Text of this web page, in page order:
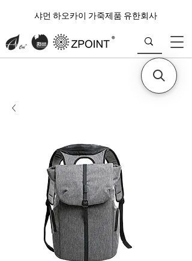
샤먼 하오카이 가죽제품 유한회사